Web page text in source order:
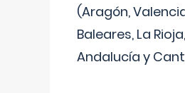
(Aragón,
Baleares, La Rioja,
Andalucía y